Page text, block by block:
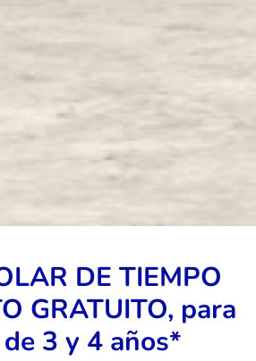
DE TIEMPO
GRATUITO, para
3 y 4 años*